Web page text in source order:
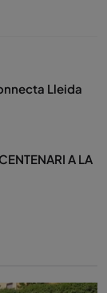
Lleida
A LA